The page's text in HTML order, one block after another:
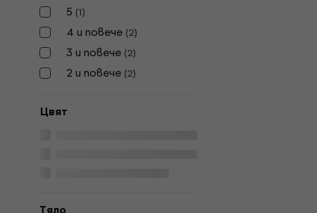
5 (1)
4 и повече (2)
3 и повече (2)
2 и повече (2)
Цвят